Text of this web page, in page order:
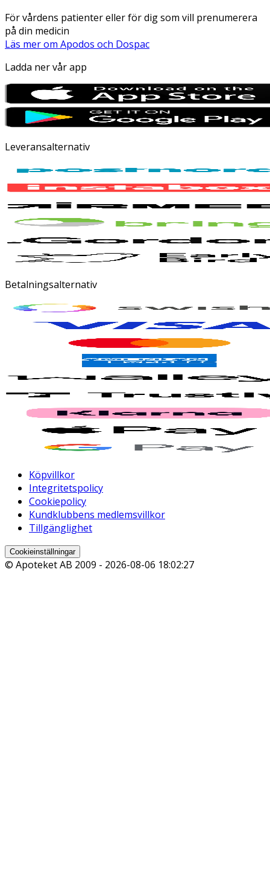
För vårdens patienter eller för dig som vill prenumerera
på din medicin
Läs mer om Apodos och Dospac
Ladda ner vår app
Leveransalternativ
Betalningsalternativ
Köpvillkor
Integritetspolicy
Cookiepolicy
Kundklubbens medlemsvillkor
Tillgänglighet
Cookieinställningar
© Apoteket AB 2009 - 2026-08-06 18:02:27